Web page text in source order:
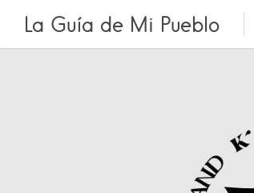
La Guía de Mi Pueblo